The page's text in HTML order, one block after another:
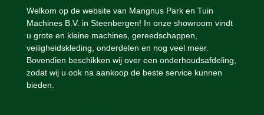
Welkom op de website van Mangnus Park en Tuin
Machines B.V. in Steenbergen! In onze showroom vindt
u grote en kleine machines, gereedschappen,
veiligheidskleding, onderdelen en nog veel meer.
Bovendien beschikken wij over een onderhoudsafdeling,
zodat wij u ook na aankoop de beste service kunnen
bieden.